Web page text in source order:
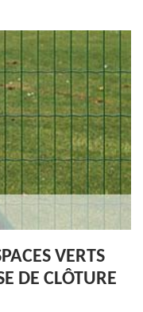
VERTS
DE CLÔTURE